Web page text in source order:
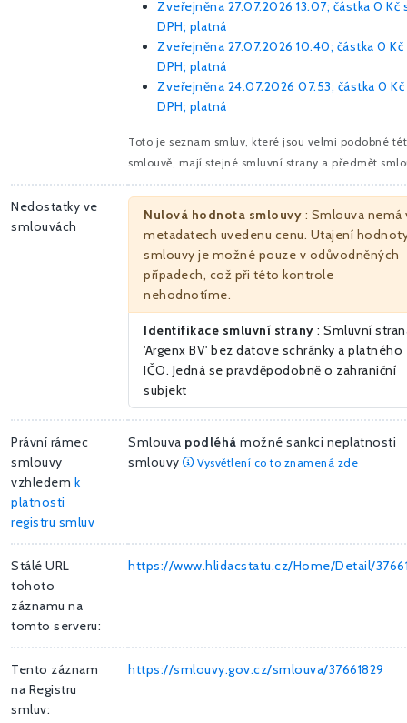
Zveřejněna 27.07.2026 13.07; částka 0 Kč
DPH; platná
Zveřejněna 27.07.2026 10.40; částka 0 Kč
DPH; platná
Zveřejněna 24.07.2026 07.53; částka 0 Kč
DPH; platná
Toto je seznam smluv, které jsou velmi podobné
smlouvě, mají stejné smluvní strany a předmět
Nedostatky ve
smlouvách
Nulová hodnota smlouvy : Smlouva nemá
metadatech uvedenu cenu. Utajení
smlouvy je možné pouze v odůvodněných
případech, což při této kontrole
nehodnotíme.
Identifikace smluvní strany : Smluvní
'Argenx BV' bez datove schránky a platného
IČO. Jedná se pravděpodobně o zahraniční
subjekt
Právní rámec
smlouvy
vzhledem k
platnosti
registru smluv
Smlouva podléhá možné sankci neplatnosti
smlouvy
Vysvětlení co to znamená zde
Stálé URL
tohoto
záznamu na
tomto serveru:
https://www.hlidacstatu.cz/Home/Detail/
Tento záznam
na Registru
smluv:
https://smlouvy.gov.cz/smlouva/37661829